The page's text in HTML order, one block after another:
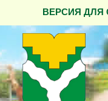
ВЕРСИЯ